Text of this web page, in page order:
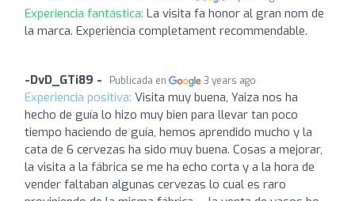
Experiencia fantástica: La visita fa honor al gran nom de
la marca. Experiència completament recommendable.
-DvD_GTi89 - Publicada en 3 years ago
Experiencia positiva: Visita muy buena, Yaiza nos ha
hecho de guía lo hizo muy bien para llevar tan poco
tiempo haciendo de guía, hemos aprendido mucho y la
cata de 6 cervezas ha sido muy buena. Cosas a mejorar,
la visita a la fábrica se me ha echo corta y a la hora de
vender faltaban algunas cervezas lo cual es raro